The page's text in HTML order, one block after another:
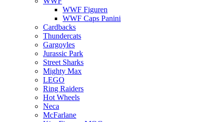
WWF Figuren
WWF Caps Panini
Cardbacks
Thundercats
Gargoyles
Jurassic Park
Street Sharks
Mighty Max
LEGO
Ring Raiders
Hot Wheels
Neca
McFarlane